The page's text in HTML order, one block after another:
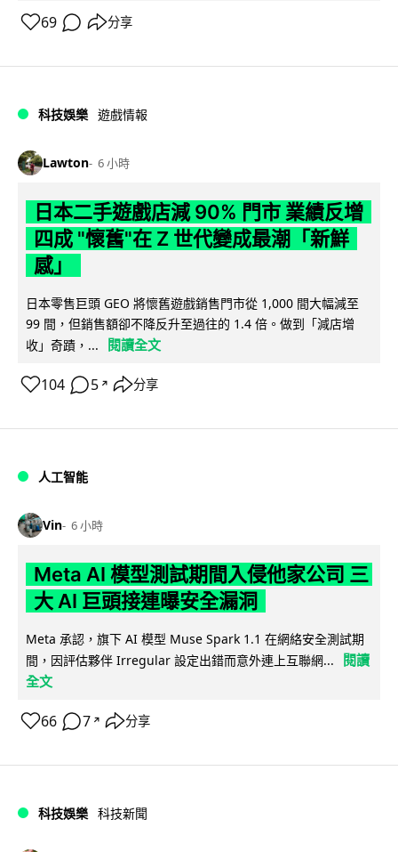
69 分享
科技娛樂 遊戲情報
Lawton 6 小時
日本二手遊戲店減 90% 門市 業績反增
四成 "懷舊"在 Z 世代變成最潮「新鮮
感」
日本零售巨頭 GEO 將懷舊遊戲銷售門市從 1,000 間大幅減至
99 間，但銷售額卻不降反升至過往的 1.4 倍。做到「減店增
收」奇蹟，...
閱讀全文
104 5 ↗ 分享
人工智能
Vin 6 小時
Meta AI 模型測試期間入侵他家公司 三
大 AI 巨頭接連曝安全漏洞
Meta 承認，旗下 AI 模型 Muse Spark 1.1 在網絡安全測試期
間，因評估夥伴 Irregular 設定出錯而意外連上互聯網...
閱讀
全文
66 7 ↗ 分享
科技娛樂 科技新聞